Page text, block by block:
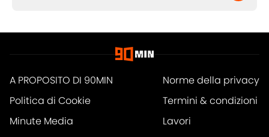
A PROPOSITO DI 90MIN
Norme della privacy
Politica di Cookie
Termini & condizioni
Minute Media
Lavori